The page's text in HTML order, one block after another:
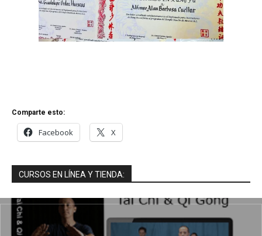
Comparte esto:
Facebook X
CURSOS EN LÍNEA Y TIENDA: